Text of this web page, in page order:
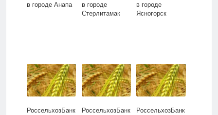
в городе Анапа
в городе
Стерлитамак
в городе
Ясногорск
РоссельхозБанк
РоссельхозБанк
РоссельхозБанк